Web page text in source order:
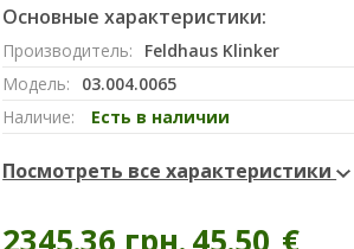
Основные характеристики:
Производитель:
Feldhaus Klinker
Модель:
03.004.0065
Наличие:
Есть в наличии
Посмотреть все характеристики